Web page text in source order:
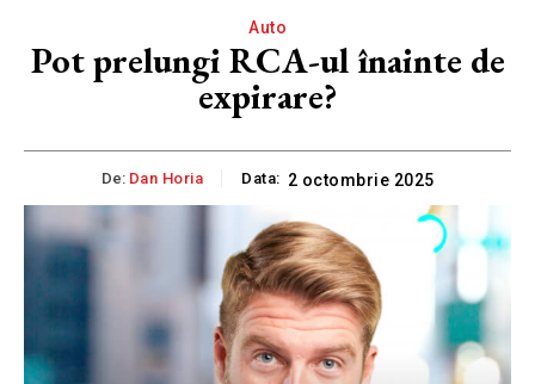
Auto
Pot prelungi RCA-ul înainte de
expirare?
De: Dan Horia Data: 2 octombrie 2025